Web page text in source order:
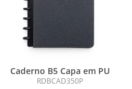
Caderno B5 Capa em PU
RDBCAD350P